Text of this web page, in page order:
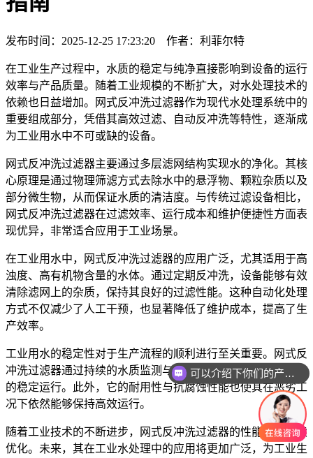
发布时间：2025-12-25 17:23:20 作者：利菲尔特
在工业生产过程中，水质的稳定与纯净直接影响到设备的运行
效率与产品质量。随着工业规模的不断扩大，对水处理技术的
依赖也日益增加。网式反冲洗过滤器作为现代水处理系统中的
重要组成部分，凭借其高效过滤、自动反冲洗等特性，逐渐成
为工业用水中不可或缺的设备。
网式反冲洗过滤器主要通过多层滤网结构实现水的净化。其核
心原理是通过物理筛滤方式去除水中的悬浮物、颗粒杂质以及
部分微生物，从而保证水质的清洁度。与传统过滤设备相比，
网式反冲洗过滤器在过滤效率、运行成本和维护便捷性方面表
现优异，非常适合应用于工业场景。
在工业用水中，网式反冲洗过滤器的应用广泛，尤其适用于高
浊度、高有机物含量的水体。通过定期反冲洗，设备能够有效
清除滤网上的杂质，保持其良好的过滤性能。这种自动化处理
方式不仅减少了人工干预，也显著降低了维护成本，提高了生
产效率。
工业用水的稳定性对于生产流程的顺利进行至关重要。网式反
冲洗过滤器通过持续的水质监测与自动调节，确保水处理系统
的稳定运行。此外，它的耐用性与抗腐蚀性能也使其在恶劣工
况下依然能够保持高效运行。
随着工业技术的不断进步，网式反冲洗过滤器的性能也在持续
优化。未来，其在工业水处理中的应用将更加广泛，为工业生
可以介绍下你们的产品么